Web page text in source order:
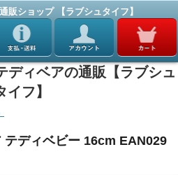
販ショップ 【ラブシュタイフ】
テディベビー 16cm EAN029